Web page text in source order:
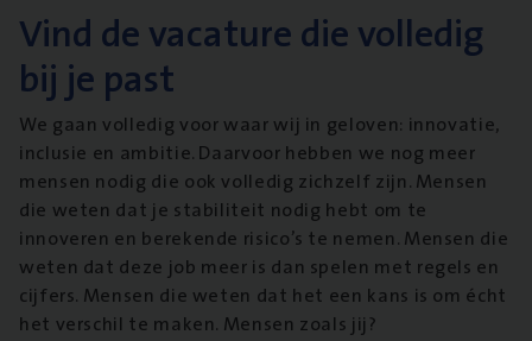
Vind de vacature die volledig
bij je past
We gaan volledig voor waar wij in geloven: innovatie,
inclusie en ambitie. Daarvoor hebben we nog meer
mensen nodig die ook volledig zichzelf zijn. Mensen
die weten dat je stabiliteit nodig hebt om te
innoveren en berekende risico’s te nemen. Mensen die
weten dat deze job meer is dan spelen met regels en
cijfers. Mensen die weten dat het een kans is om écht
het verschil te maken. Mensen zoals jij?